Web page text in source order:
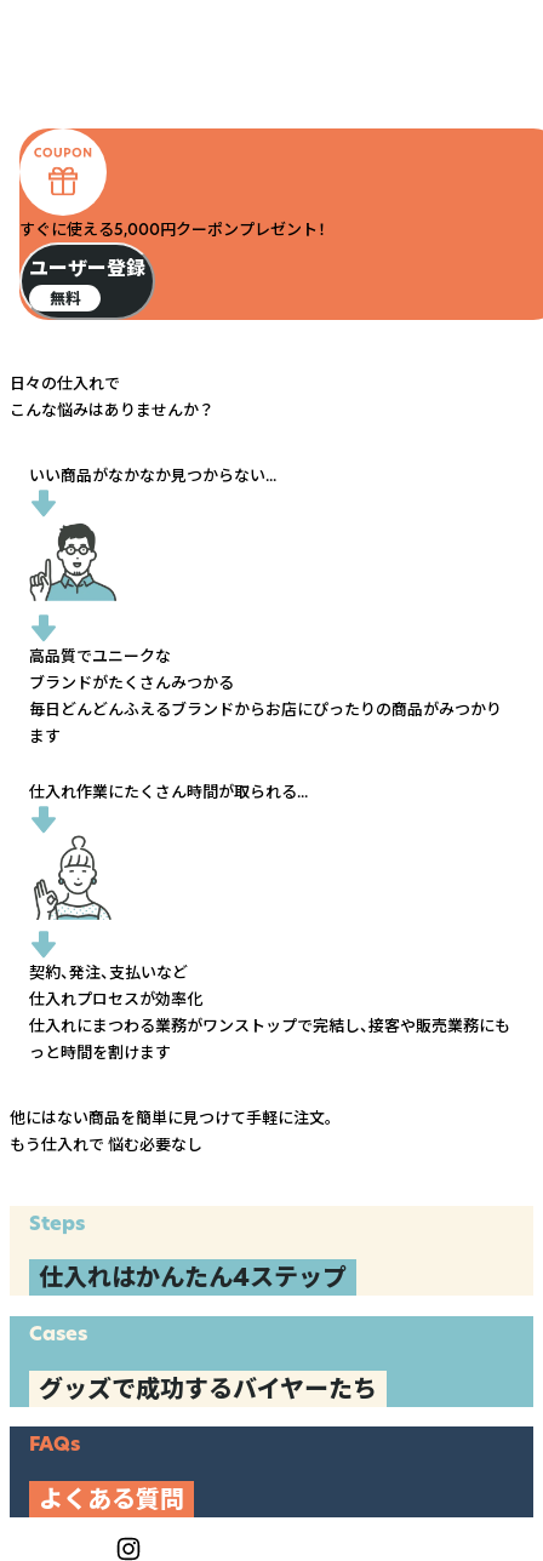
すぐに使える5,000円クーポンプレゼント！
ユーザー登録
無料
日々の仕入れで
こんな悩みはありませんか？
いい商品がなかなか見つからない...
高品質でユニークな
ブランドがたくさんみつかる
毎日どんどんふえるブランドからお店にぴったりの商品がみつかり
ます
仕入れ作業にたくさん時間が取られる...
契約、発注、支払いなど
仕入れプロセスが効率化
仕入れにまつわる業務がワンストップで完結し、接客や販売業務にも
っと時間を割けます
他にはない商品を簡単に見つけて手軽に注文。
もう仕入れで 悩む必要なし
Steps
仕入れはかんたん4ステップ
Cases
グッズで成功するバイヤーたち
FAQs
よくある質問